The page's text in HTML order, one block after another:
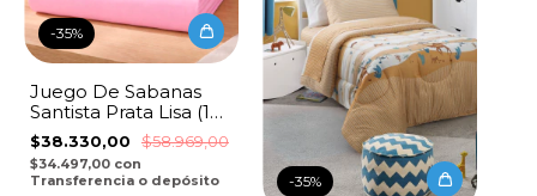
-35%
Juego De Sabanas
Santista Prata Lisa (150
Hilos) - Rosa
$38.330,00 $58.969,00
$34.497,00 con
Transferencia o depósito
-35%